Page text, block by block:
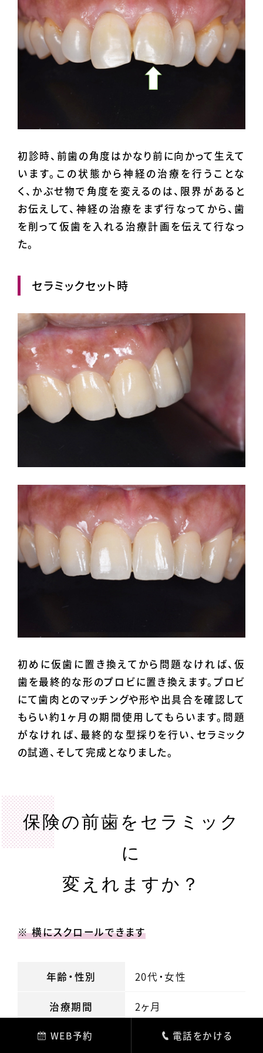
初診時、前歯の角度はかなり前に向かって生えて
います。この状態から神経の治療を行うことな
く、かぶせ物で角度を変えるのは、限界があると
お伝えして、神経の治療をまず行なってから、歯
を削って仮歯を入れる治療計画を伝えて行なっ
た。
セラミックセット時
初めに仮歯に置き換えてから問題なければ、仮
歯を最終的な形のプロビに置き換えます。プロビ
にて歯肉とのマッチングや形や出具合を確認して
もらい約1ヶ月の期間使用してもらいます。問題
がなければ、最終的な型採りを行い、セラミック
の試適、そして完成となりました。
保険の前歯をセラミック
に
変えれますか？
※ 横にスクロールできます
年齢・性別 20代・女性
治療期間 2ヶ月
治療内容 ジルコニアボンドクラウ
WEB予約 電話をかける